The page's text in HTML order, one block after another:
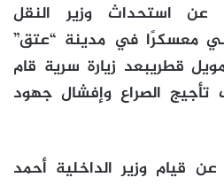
عن استحداث وزير النقل
معسكرًا في مدينة “عتق”
قطريبعد زيارة سرية قام
تأجيج الصراع وإفشال جهود
قيام وزير الداخلية أحمد